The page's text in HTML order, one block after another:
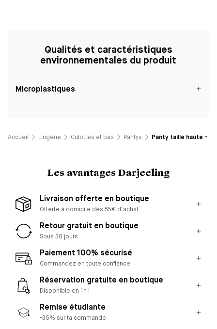
Qualités et caractéristiques
environnementales du produit
Microplastiques
Accueil Lingerie Culottes et bas Pantys Panty taille haute -
Les avantages Darjeeling
Livraison offerte en boutique
Offerte à domicile dès 85€ d’achat
Retour gratuit en boutique
Sous 30 jours
Paiement 100% sécurisé
Commandez en toute confiance
Réservation gratuite en boutique
Disponible en 1h !
Remise étudiante
-35% sur ta commande